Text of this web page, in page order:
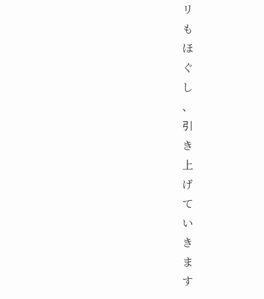
リ
も
ほ
ぐ
し
、
引
き
上
げ
て
い
き
ま
す